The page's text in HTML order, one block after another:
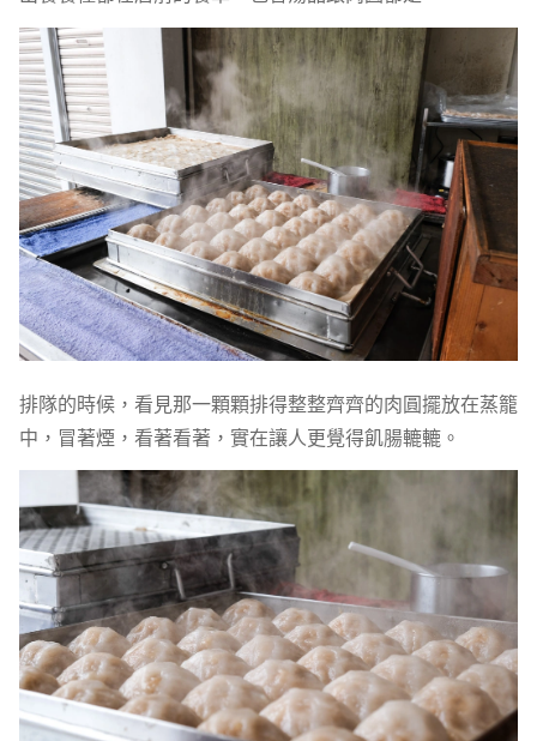
排隊的時候，看見那一顆顆排得整整齊齊的肉圓擺放在蒸籠
中，冒著煙，看著看著，實在讓人更覺得飢腸轆轆。